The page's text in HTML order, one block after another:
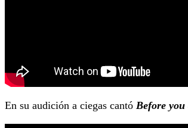
En su audición a ciegas cantó Before you